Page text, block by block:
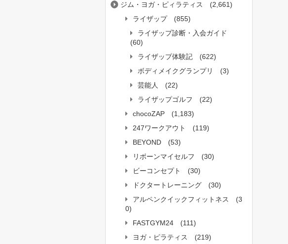
ジム・ヨガ・ピィラティス
(2,661)
ライザップ
(855)
ライザップ診断・入会ガイド
(60)
ライザップ体験記
(622)
ボディメイクグランプリ
(3)
芸能人
(22)
ライザップゴルフ
(22)
chocoZAP
(1,183)
247ワークアウト
(119)
BEYOND
(53)
リボーンマイセルフ
(30)
ビーコンセプト
(30)
ドクタートレーニング
(30)
アルペンクイックフィットネス
(3
0)
FASTGYM24
(111)
ヨガ・ピラティス
(219)